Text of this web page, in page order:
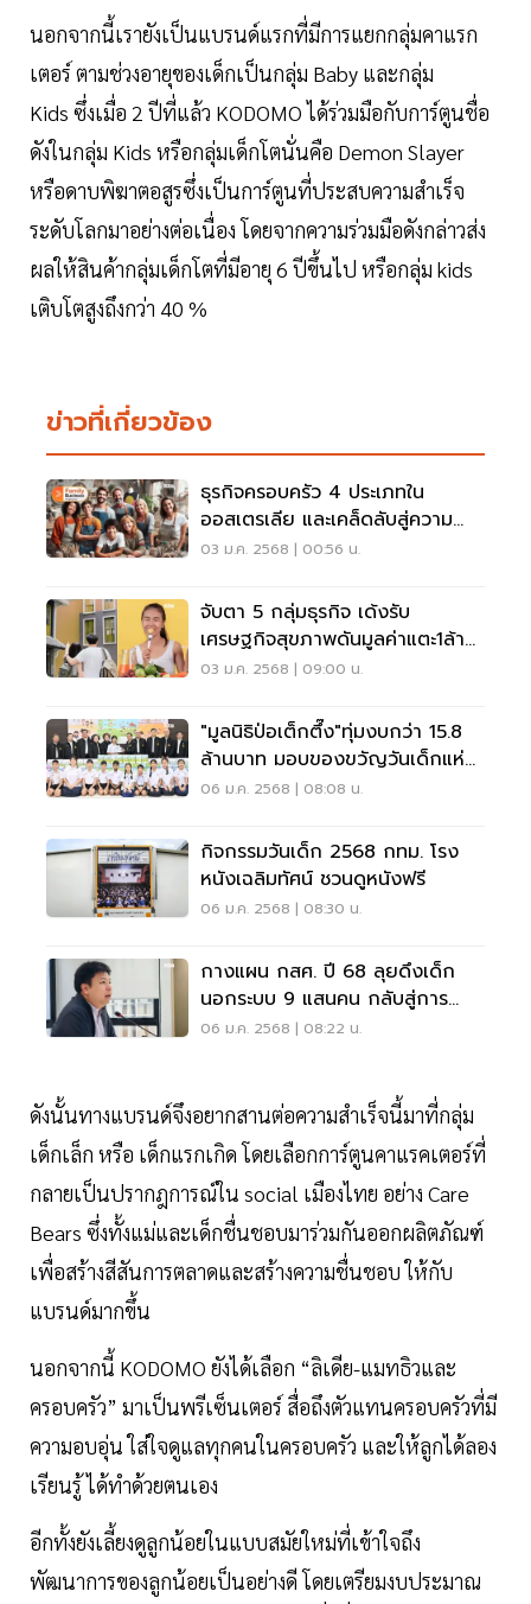
นอกจากนี้เรายังเป็นแบรนด์แรกที่มีการแยกกลุ่มคาแรก
เตอร์ ตามช่วงอายุของเด็กเป็นกลุ่ม Baby และกลุ่ม
Kids ซึ่งเมื่อ 2 ปีที่แล้ว KODOMO ได้ร่วมมือกับการ์ตูนชื่อ
ดังในกลุ่ม Kids หรือกลุ่มเด็กโตนั่นคือ Demon Slayer
หรือดาบพิฆาตอสูรซึ่งเป็นการ์ตูนที่ประสบความสำเร็จ
ระดับโลกมาอย่างต่อเนื่อง โดยจากความร่วมมือดังกล่าวส่ง
ผลให้สินค้ากลุ่มเด็กโตที่มีอายุ 6 ปีขึ้นไป หรือกลุ่ม kids
เติบโตสูงถึงกว่า 40 %
ข่าวที่เกี่ยวข้อง
ธุรกิจครอบครัว 4 ประเภทใน
ออสเตรเลีย และเคล็ดลับสู่ความ
สำเร็จ ตอนที่ 1
03 ม.ค. 2568 | 00:56 น.
จับตา 5 กลุ่มธุรกิจ เด้งรับ
เศรษฐกิจสุขภาพดันมูลค่าแตะ1ล้าน
ล้าน
03 ม.ค. 2568 | 09:00 น.
"มูลนิธิป่อเต็กตึ๊ง"ทุ่มงบกว่า 15.8
ล้านบาท มอบของขวัญวันเด็กแห่ง
ชาติ 2568
06 ม.ค. 2568 | 08:08 น.
กิจกรรมวันเด็ก 2568 กทม. โรง
หนังเฉลิมทัศน์ ชวนดูหนังฟรี
06 ม.ค. 2568 | 08:30 น.
กางแผน กสศ. ปี 68 ลุยดึงเด็ก
นอกระบบ 9 แสนคน กลับสู่การ
เรียนรู้แบบยั่งยืน
06 ม.ค. 2568 | 08:22 น.
ดังนั้นทางแบรนด์จึงอยากสานต่อความสำเร็จนี้มาที่กลุ่ม
เด็กเล็ก หรือ เด็กแรกเกิด โดยเลือกการ์ตูนคาแรคเตอร์ที่
กลายเป็นปรากฎการณ์ใน social เมืองไทย อย่าง Care
Bears ซึ่งทั้งแม่และเด็กชื่นชอบมาร่วมกันออกผลิตภัณฑ์
เพื่อสร้างสีสันการตลาดและสร้างความชื่นชอบ ให้กับ
แบรนด์มากขึ้น
นอกจากนี้ KODOMO ยังได้เลือก “ลิเดีย-แมทธิวและ
ครอบครัว” มาเป็นพรีเซ็นเตอร์ สื่อถึงตัวแทนครอบครัวที่มี
ความอบอุ่น ใส่ใจดูแลทุกคนในครอบครัว และให้ลูกได้ลอง
เรียนรู้ ได้ทำด้วยตนเอง
อีกทั้งยังเลี้ยงดูลูกน้อยในแบบสมัยใหม่ที่เข้าใจถึง
พัฒนาการของลูกน้อยเป็นอย่างดี โดยเตรียมงบประมาณ